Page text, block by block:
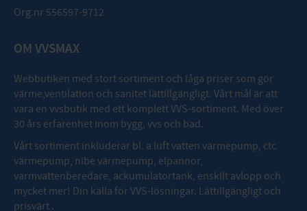
Org.nr 556597-9712
OM VVSMAX
Webbutiken med stort sortiment och låga priser som gör
värme,ventilation och sanitet lättillgängligt. Vårt mål är att
vara en vvsbutik med ett komplett VVS-sortiment. Med över
30 års erfarenhet inom bygg, vvs och bad.
Vårt sortiment inkluderar bl. a luft vatten värmepump, ctc
värmepump, nibe värmepump, elpannor,
varmvattenberedare, ackumulatortank, enskilt avlopp och
mycket mer! Din källa för VVS-lösningar. Lättillgängligt och
prisvärt .